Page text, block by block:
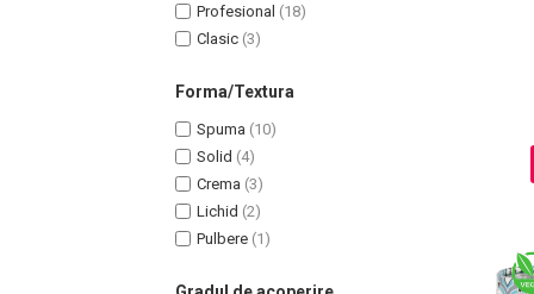
Produse Curatare Ten
Demachiant si Apa Micelara
Profesional (18)
Clasic (3)
Forma/Textura
Spuma (10)
Solid (4)
Crema (3)
Lichid (2)
Pulbere (1)